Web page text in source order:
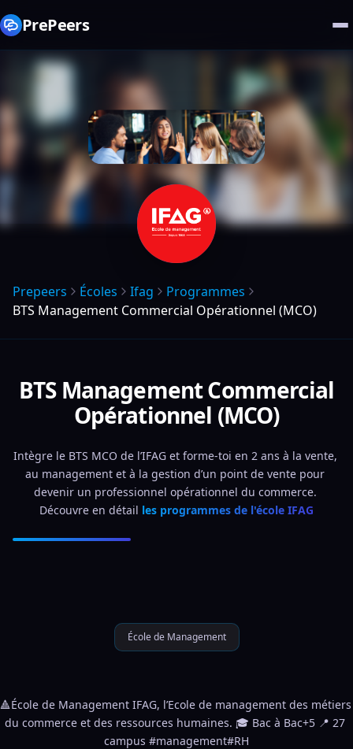
PrePeers
Prepeers Écoles Ifag
Programmes
BTS Management Commercial Opérationnel (MCO)
BTS Management Commercial
Opérationnel (MCO)
Intègre le BTS MCO de l’IFAG et forme-toi en 2 ans à la vente,
au management et à la gestion d’un point de vente pour
devenir un professionnel opérationnel du commerce.
Découvre en détail les programmes de l'école IFAG
École de Management
🔺École de Management IFAG, l’Ecole de management des métiers
du commerce et des ressources humaines. 🎓 Bac à Bac+5 📍 27
campus #management#RH